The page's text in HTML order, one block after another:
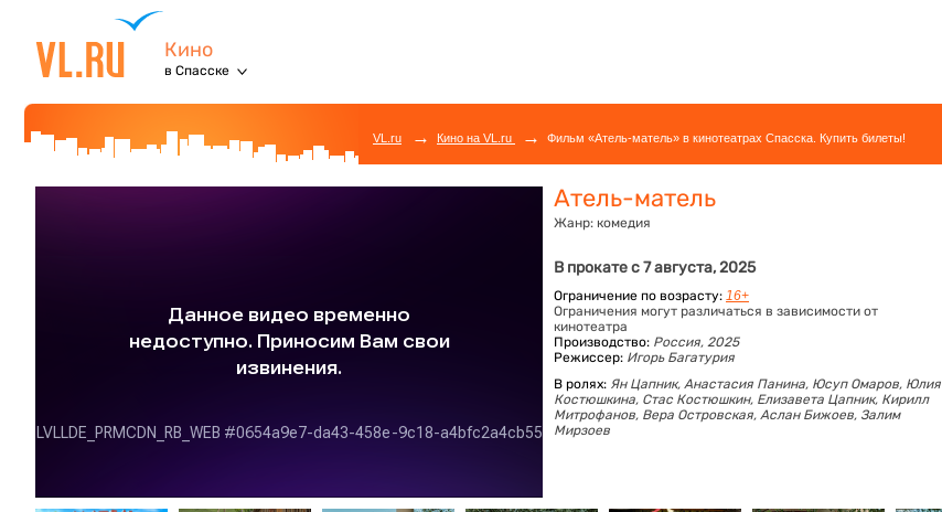
Кино
в Спасске
VL.ru → Кино на VL.ru → Фильм «Атель-матель» в кинотеатрах Спасска. Купить билеты!
Атель-матель
Жанр: комедия
В прокате с 7 августа, 2025
Ограничение по возрасту: 16+
Ограничения могут различаться в зависимости от
кинотеатра
Производство: Россия, 2025
Режиссер: Игорь Багатурия
В ролях: Ян Цапник, Анастасия Панина, Юсуп Омаров, Юлия
Костюшкина, Стас Костюшкин, Елизавета Цапник, Кирилл
Митрофанов, Вера Островская, Аслан Бижоев, Залим
Мирзоев